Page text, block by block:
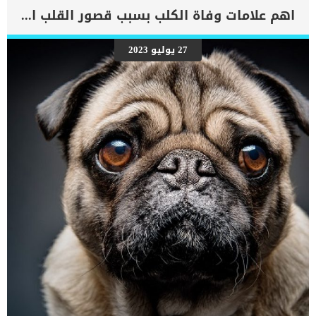
اهم علامات وفاة الكلب بسبب قصور القلب الاحتقانى
27 يوليو 2023